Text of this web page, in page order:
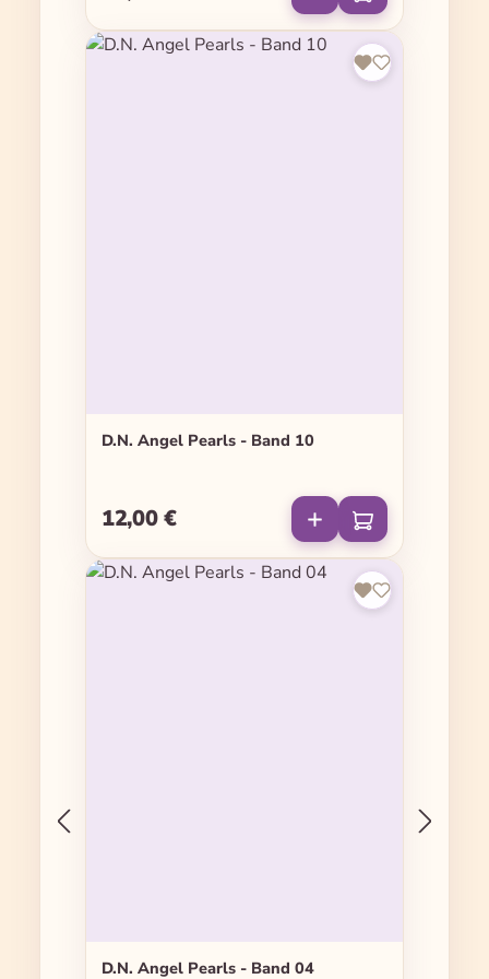
D.N. Angel Pearls - Band 10
Regulärer Preis:
12,00 €
D.N. Angel Pearls - Band 04